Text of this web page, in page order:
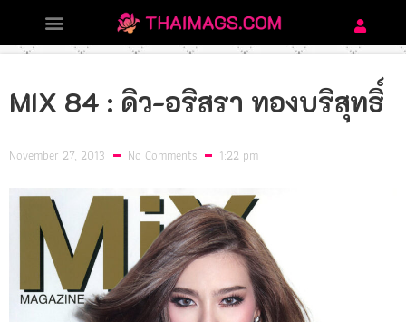
MIX 84 : ดิว-อริสรา ทองบริสุทธิ์
November 27, 2013 No Comments 1:22 pm